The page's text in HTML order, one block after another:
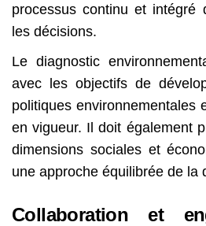
processus continu et intégré
les décisions.
Le diagnostic
avec les objectifs de
politiques environnementales
en vigueur. Il doit également
dimensions sociales et
une approche équilibrée de la
Collaboration et